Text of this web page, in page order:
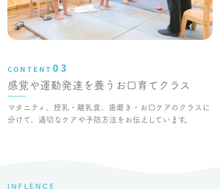
CONTENT 03
感覚や運動発達を養うお口育てクラス
マタニティ、授乳・離乳食、歯磨き・お口ケアのクラスに
分けて、適切なケアや予防方法をお伝えしています。
INFLENCE